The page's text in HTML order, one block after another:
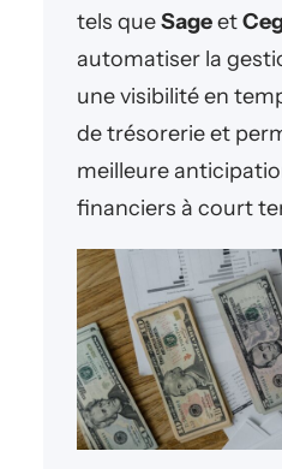
tels queSageet
automatiser la
une visibilité en
de trésorerie et
meilleure
financiers à court